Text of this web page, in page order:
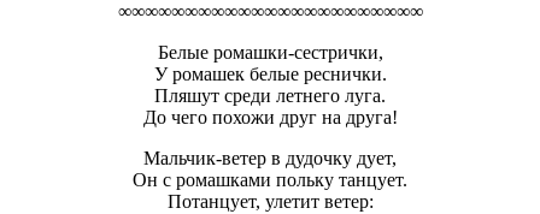
∞∞∞∞∞∞∞∞∞∞∞∞∞∞∞∞∞∞∞∞∞∞∞
Белые ромашки-сестрички,
У ромашек белые реснички.
Пляшут среди летнего луга.
До чего похожи друг на друга!
Мальчик-ветер в дудочку дует,
Он с ромашками польку танцует.
Потанцует, улетит ветер: